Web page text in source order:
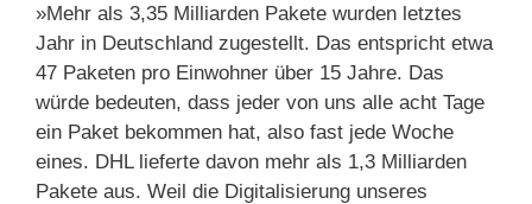
»Mehr als 3,35 Milliarden Pakete wurden letztes
Jahr in Deutschland zugestellt. Das entspricht etwa
47 Paketen pro Einwohner über 15 Jahre. Das
würde bedeuten, dass jeder von uns alle acht Tage
ein Paket bekommen hat, also fast jede Woche
eines. DHL lieferte davon mehr als 1,3 Milliarden
Pakete aus. Weil die Digitalisierung unseres